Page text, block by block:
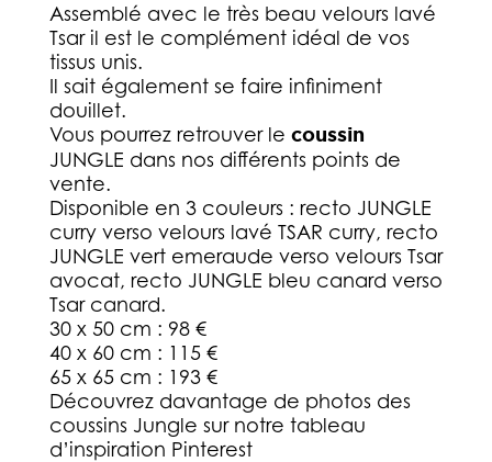
Assemblé avec le très beau velours lavé
Tsar il est le complément idéal de vos
tissus unis.
Il sait également se faire infiniment
douillet.
Vous pourrez retrouver le coussin
JUNGLE dans nos différents points de
vente.
Disponible en 3 couleurs : recto JUNGLE
curry verso velours lavé TSAR curry, recto
JUNGLE vert emeraude verso velours Tsar
avocat, recto JUNGLE bleu canard verso
Tsar canard.
30 x 50 cm : 98 €
40 x 60 cm : 115 €
65 x 65 cm : 193 €
Découvrez davantage de photos des
coussins Jungle sur notre tableau
d’inspiration Pinterest